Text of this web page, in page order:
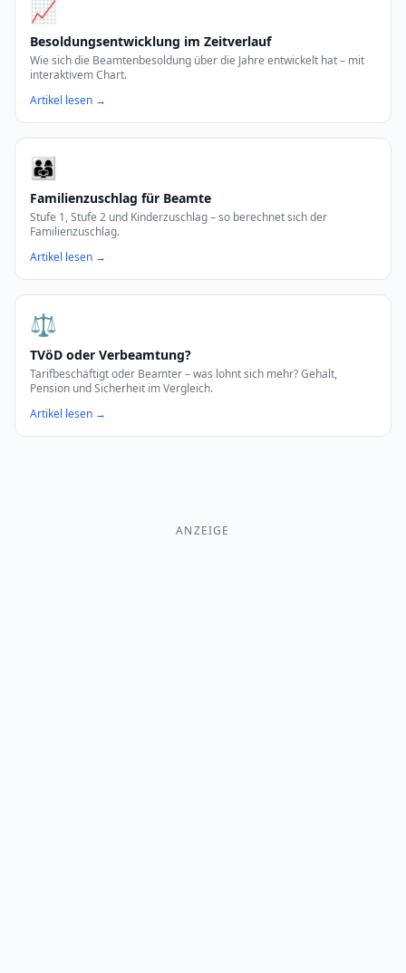
📈
Besoldungsentwicklung im Zeitverlauf
Wie sich die Beamtenbesoldung über die Jahre entwickelt hat – mit
interaktivem Chart.
Artikel lesen →
👨‍👩‍👧
Familienzuschlag für Beamte
Stufe 1, Stufe 2 und Kinderzuschlag – so berechnet sich der
Familienzuschlag.
Artikel lesen →
⚖️
TVöD oder Verbeamtung?
Tarifbeschäftigt oder Beamter – was lohnt sich mehr? Gehalt,
Pension und Sicherheit im Vergleich.
Artikel lesen →
ANZEIGE